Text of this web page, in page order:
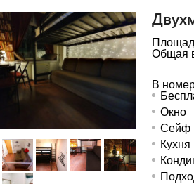
Общая
В
Окно
Сейф
Кухня